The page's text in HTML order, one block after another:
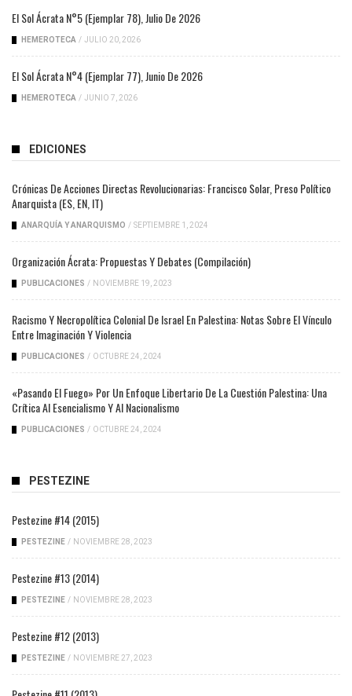
El Sol Ácrata N°5 (ejemplar 78), Julio De 2026
HEMEROTECA / JULIO 20, 2026
El Sol Ácrata N°4 (ejemplar 77), Junio De 2026
HEMEROTECA / JUNIO 7, 2026
EDICIONES
Crónicas De Acciones Directas Revolucionarias: Francisco Solar, Preso Político
Anarquista (ES, EN, IT)
ANARQUÍA Y ANARQUISMO / SEPTIEMBRE 1, 2024
Organización Ácrata: Propuestas Y Debates (compilación)
PUBLICACIONES / NOVIEMBRE 19, 2023
Racismo Y Necropolítica Colonial De Israel En Palestina: Notas Sobre El Vínculo
Entre Imaginación Y Violencia
PUBLICACIONES / OCTUBRE 24, 2024
«Pasando El Fuego» Por Un Enfoque Libertario De La Cuestión Palestina: Una
Crítica Al Esencialismo Y Al Nacionalismo
PUBLICACIONES / OCTUBRE 24, 2024
PESTEZINE
Pestezine #14 (2015)
PESTEZINE / NOVIEMBRE 28, 2023
Pestezine #13 (2014)
PESTEZINE / NOVIEMBRE 28, 2023
Pestezine #12 (2013)
PESTEZINE / NOVIEMBRE 27, 2023